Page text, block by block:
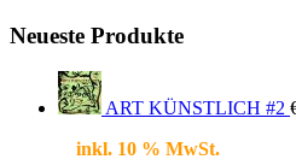
Neueste Produkte
ART KÜNSTLICH #2
inkl. 10 % MwSt.